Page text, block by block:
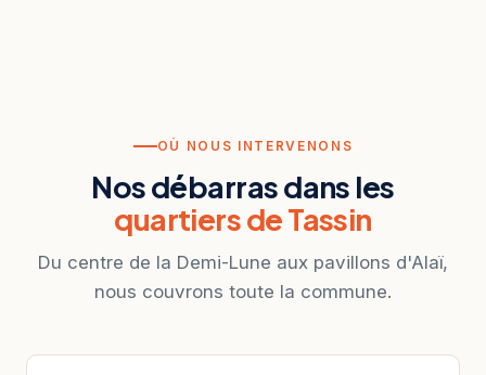
OÙ NOUS INTERVENONS
Nos débarras dans les
quartiers de Tassin
Du centre de la Demi-Lune aux pavillons d'Alaï,
nous couvrons toute la commune.